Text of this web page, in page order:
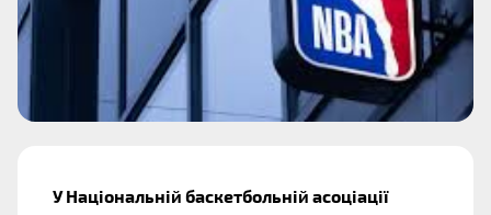
У Національній баскетбольній асоціації